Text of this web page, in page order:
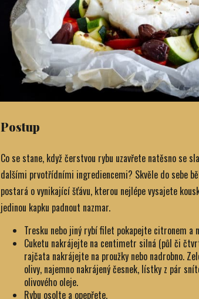
Postup
Co se stane, když čerstvou rybu uzavřete natěsno se
dalšími prvotřídními ingrediencemi? Skvěle do sebe
postará o vynikající šťávu, kterou nejlépe vysajete
jedinou kapku padnout nazmar.
Tresku nebo jiný rybí filet pokapejte citronem
Cuketu nakrájejte na centimetr silná (půl či
rajčata nakrájejte na proužky nebo nadrobno.
olivy, najemno nakrájený česnek, lístky z pár
olivového oleje.
Rybu osolte a opepřete.